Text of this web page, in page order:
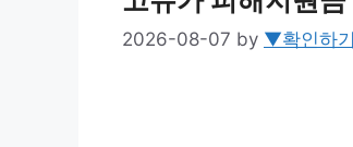
2026-08-07 by ▼확인하기